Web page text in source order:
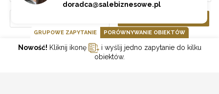
doradca@salebiznesowe.pl
GOONLINE.PL SPÓŁKA Z OGRANICZONĄ ODPOWIEDZIALNOŚCIĄ SP.K.
GRUPOWE ZAPYTANIE PORÓWNYWANIE OBIEKTÓW
Nowość! Kliknij ikonę
i wyślij jedno zapytanie do kilku
obiektów.